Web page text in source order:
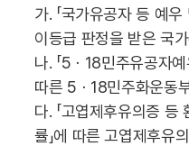
가. 「국가유공자 등 예
이등급 판정을 받은 국
나. 「5ㆍ18민주유공자
따른 5ㆍ18민주화운동
다. 「고엽제후유의증
률」에 따른 고엽제후유